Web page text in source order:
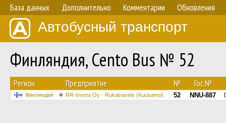
База данных Дополнительно Комментарии Обновления
Автобусный транспорт
Финляндия, Cento Bus № 52
Регион Предприятие № Гос.№
Финляндия RR-Invest Oy - Rukatravels (Kuusamo) 52 NNU-887